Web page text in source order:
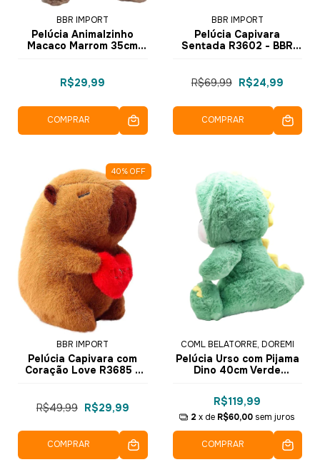
BBR IMPORT
Pelúcia Animalzinho
Macaco Marrom 35cm
R$29,99
COMPRAR
BBR IMPORT
Pelúcia Capivara
Sentada R3602 - BBR
R$69,99 R$24,99
COMPRAR
40% OFF
BBR IMPORT
Pelúcia Capivara com
Coração Love R3685 -
R$49,99 R$29,99
COMPRAR
COML BELATORRE, DOREMI
Pelúcia Urso com Pijama
Dino 40cm Verde
R$119,99
2 x de R$60,00 sem juros
COMPRAR